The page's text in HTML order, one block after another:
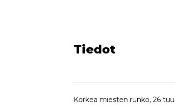
Tiedot
Korkea miesten runko, 26